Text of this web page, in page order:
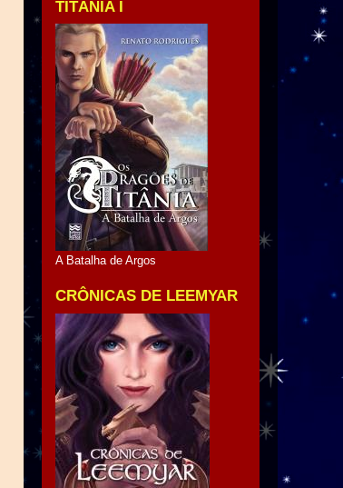
TITÂNIA I
A Batalha de Argos
CRÔNICAS DE LEEMYAR